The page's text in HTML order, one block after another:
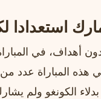
استعدادا
أهداف، في
المباراة عدد من
الكونغو ولم